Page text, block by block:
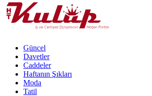
Güncel
Davetler
Caddeler
Haftanın Şıkları
Moda
Tatil